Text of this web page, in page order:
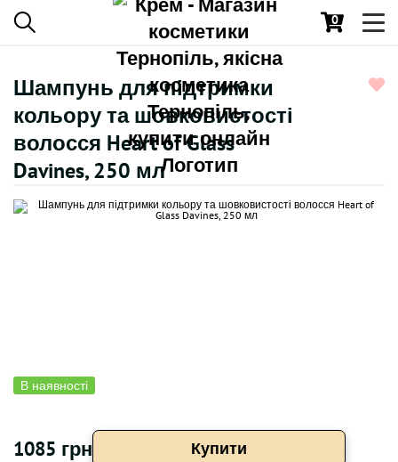
0
Шампунь для підтримки
кольору та шовковистості
волосся Heart of Glass
Davines, 250 мл
В наявності
1085 грн Купити